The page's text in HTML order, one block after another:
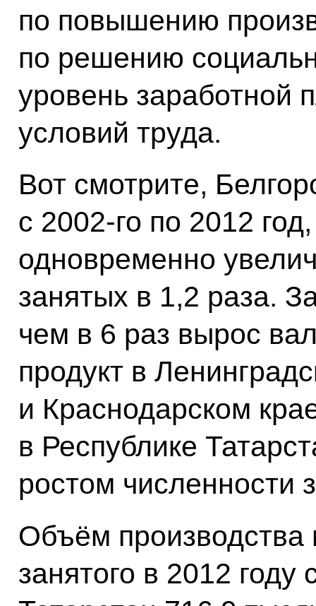
по повышению
по решению
уровень заработной
условий труда.
Вот смотрите,
с 2002-го по 2012
одновременно
занятых в 1,2 раза.
чем в 6 раз вырос
продукт в
и Краснодарском
в Республике
ростом численности
Объём производства
занятого в 2012 году